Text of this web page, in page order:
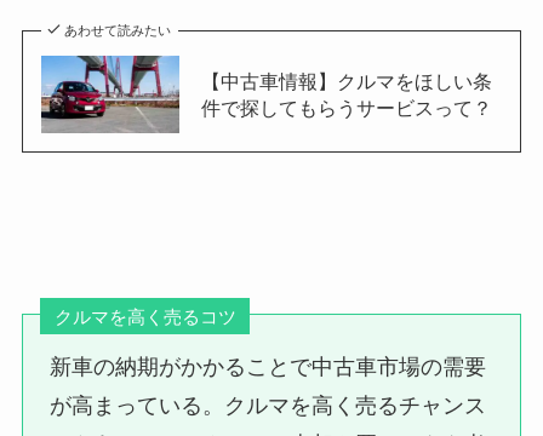
あわせて読みたい
【中古車情報】クルマをほしい条
件で探してもらうサービスって？
クルマを高く売るコツ
新車の納期がかかることで中古車市場の需要
が高まっている。クルマを高く売るチャンス